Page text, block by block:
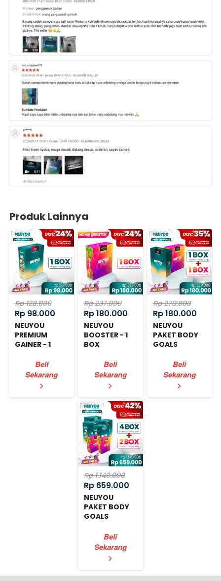
Produk Lainnya
Rp 128.000
Rp 98.000
NEUYOU
PREMIUM
GAINER - 1
`
Beli
Sekarang
>
Rp 237.000
Rp 180.000
NEUYOU
BOOSTER - 1
BOX
`
Beli
Sekarang
>
Rp 278.000
Rp 180.000
NEUYOU
PAKET BODY
GOALS
`
Beli
Sekarang
>
Rp 1.140.000
Rp 659.000
NEUYOU
PAKET BODY
GOALS
`
Beli
Sekarang
>